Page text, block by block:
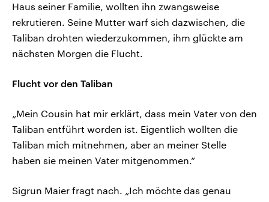
Haus seiner Familie, wollten ihn zwangsweise
rekrutieren. Seine Mutter warf sich dazwischen, die
Taliban drohten wiederzukommen, ihm glückte am
nächsten Morgen die Flucht.
Flucht vor den Taliban
„Mein Cousin hat mir erklärt, dass mein Vater von den
Taliban entführt worden ist. Eigentlich wollten die
Taliban mich mitnehmen, aber an meiner Stelle
haben sie meinen Vater mitgenommen.“
Sigrun Maier fragt nach. „Ich möchte das genau